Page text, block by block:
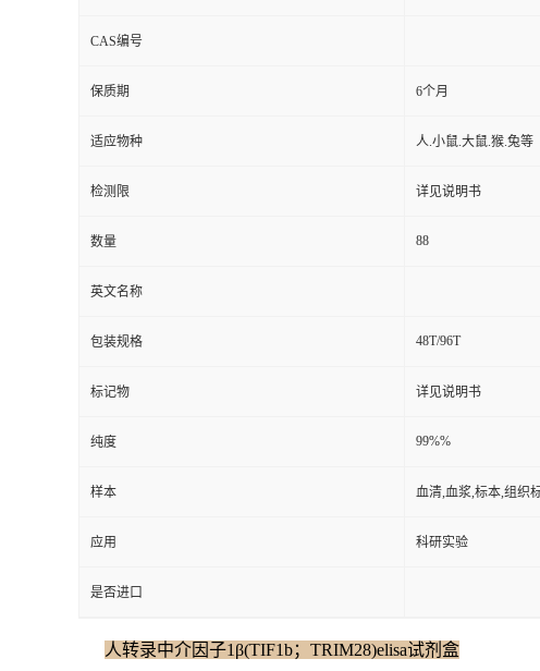
CAS编号
保质期 6个月
适应物种 人.小鼠.大鼠.猴.兔等
检测限 详见说明书
数量 88
英文名称
包装规格 48T/96T
标记物 详见说明书
纯度 99%%
样本 血清,血浆,标本,组织
应用 科研实验
是否进口
人转录中介因子1β(TIF1b；TRIM28)elisa试剂盒